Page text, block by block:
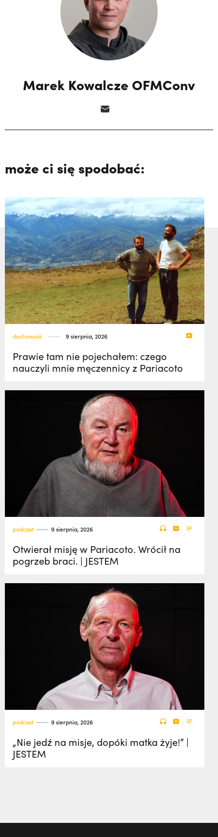
Marek Kowalcze OFMConv
może ci się spodobać:
duchowość 9 sierpnia, 2026
Prawie tam nie pojechałem: czego
nauczyli mnie męczennicy z Pariacoto
podcast 9 sierpnia, 2026
Otwierał misję w Pariacoto. Wrócił na
pogrzeb braci. | JESTEM
podcast 9 sierpnia, 2026
„Nie jedź na misje, dopóki matka żyje!” |
JESTEM